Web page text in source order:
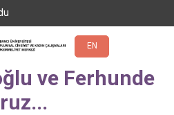
EN
ve Ferhunde